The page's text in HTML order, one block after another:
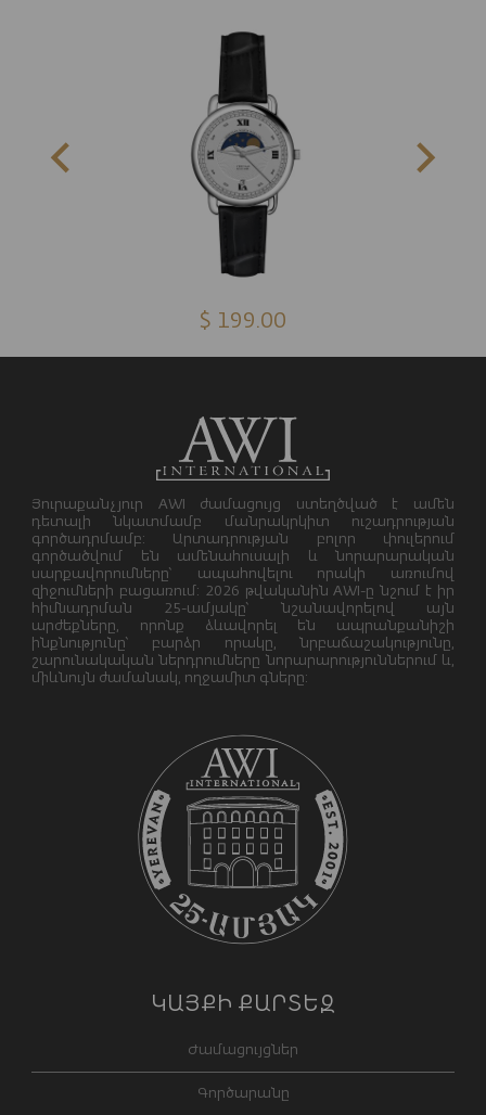
$ 199.00
Յուրաքանչյուր AWI ժամացույց ստեղծված է ամեն
դետալի նկատմամբ մանրակրկիտ ուշադրության
գործադրմամբ: Արտադրության բոլոր փուլերում
գործածվում են ամենահուսալի և նորարարական
սարքավորումները՝ ապահովելու որակի առումով
զիջումների բացառում: 2026 թվականին AWI-ը նշում է իր
հիմնադրման 25-ամյակը՝ նշանավորելով այն
արժեքները, որոնք ձևավորել են ապրանքանիշի
ինքնությունը՝ բարձր որակը, նրբաճաշակությունը,
շարունակական ներդրումները նորարարություններում և,
միևնույն ժամանակ, ողջամիտ գները:
ԿԱՅՔԻ ՔԱՐՏԵԶ
Ժամացույցներ
Գործարանը